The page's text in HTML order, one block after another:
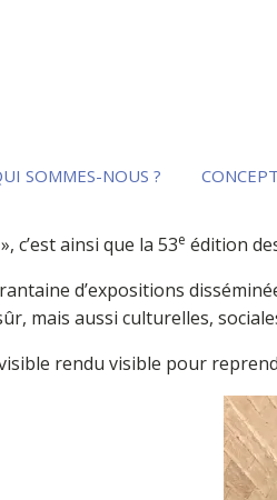
SOMMES-NOUS ?
c’est ainsi que la 53e édition
d’expositions
mais aussi culturelles,
rendu visible pour